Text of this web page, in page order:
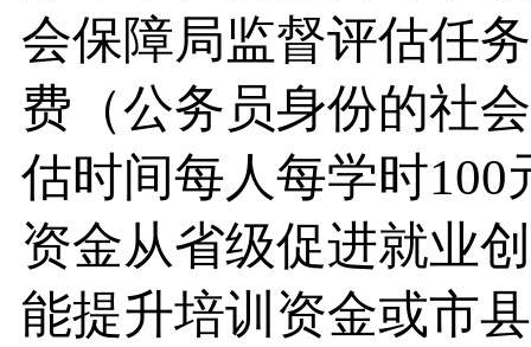
会保障局监督评估任
费（公务员身份的社
估时间每人每学时
资金从省级促进就业
能提升培训资金或市